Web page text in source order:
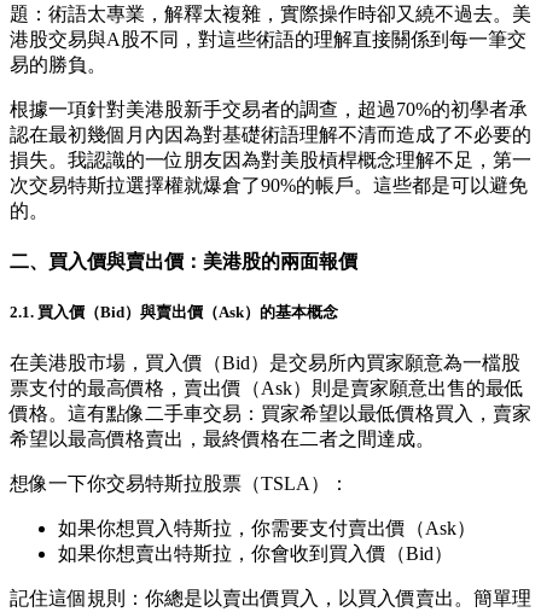
題：術語太專業，解釋太複雜，實際操作時卻又繞不過去。美
港股交易與A股不同，對這些術語的理解直接關係到每一筆交
易的勝負。
根據一項針對美港股新手交易者的調查，超過70%的初學者承
認在最初幾個月內因為對基礎術語理解不清而造成了不必要的
損失。我認識的一位朋友因為對美股槓桿概念理解不足，第一
次交易特斯拉選擇權就爆倉了90%的帳戶。這些都是可以避免
的。
二、買入價與賣出價：美港股的兩面報價
2.1. 買入價（Bid）與賣出價（Ask）的基本概念
在美港股市場，買入價（Bid）是交易所內買家願意為一檔股
票支付的最高價格，賣出價（Ask）則是賣家願意出售的最低
價格。這有點像二手車交易：買家希望以最低價格買入，賣家
希望以最高價格賣出，最終價格在二者之間達成。
想像一下你交易特斯拉股票（TSLA）：
如果你想買入特斯拉，你需要支付賣出價（Ask）
如果你想賣出特斯拉，你會收到買入價（Bid）
記住這個規則：你總是以賣出價買入，以買入價賣出。簡單理